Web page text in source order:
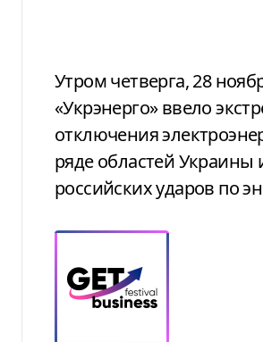
Утром четверга, 28 ноября,
«Укрэнерго» ввело
отключения
ряде областей Украины
российских ударов по